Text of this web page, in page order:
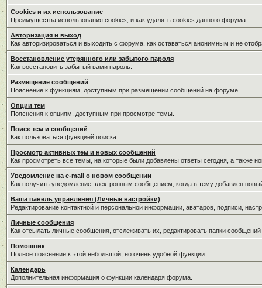
Cookies и их использование
Преимущества использования cookies, и как удалять cookies данного форума.
Авторизация и выход
Как авторизироваться и выходить с форума, как оставаться анонимным и не
Восстановление утерянного или забытого пароля
Как восстановить забытый вами пароль.
Размещение сообщений
Пояснение к функциям, доступным при размещении сообщений на форуме.
Опции тем
Пояснения к опциям, доступным при просмотре темы.
Поиск тем и сообщений
Как пользоваться функцией поиска.
Просмотр активных тем и новых сообщений
Как просмотреть все темы, на которые были добавлены ответы сегодня, а также
Уведомление на е-mail о новом сообщении
Как получить уведомление электронным сообщением, когда в тему добавлен
Ваша панель управления (Личные настройки)
Редактирование контактной и персональной информации, аватаров, подписи,
Личные сообщения
Как отсылать личные сообщения, отслеживать их, редактировать папки
Помошник
Полное пояснение к этой небольшой, но очень удобной функции
Календарь
Дополнительная информация о функции календаря форума.